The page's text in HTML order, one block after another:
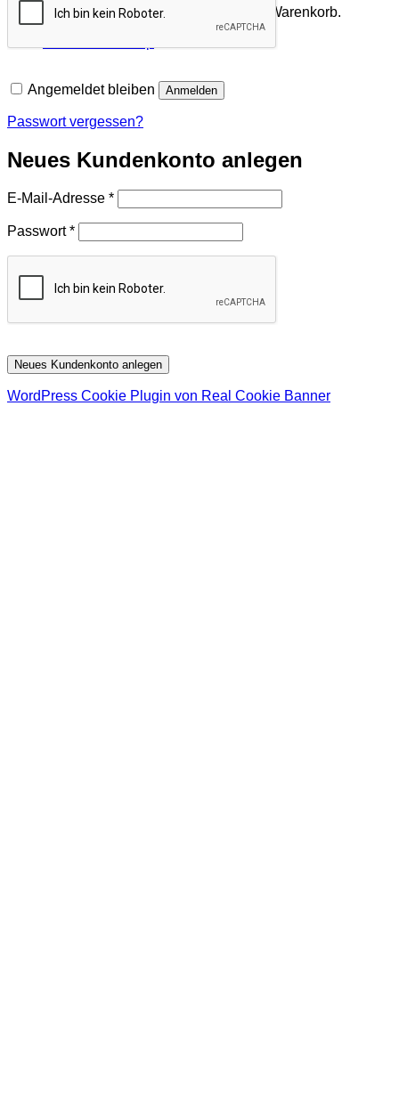
Es befinden sich keine Produkte im Warenkorb.
Angemeldet bleiben Anmelden
Passwort vergessen?
Neues Kundenkonto anlegen
E-Mail-Adresse *Erforderlich
Passwort*Erforderlich
Neues Kundenkonto anlegen
WordPress Cookie Plugin von Real Cookie Banner